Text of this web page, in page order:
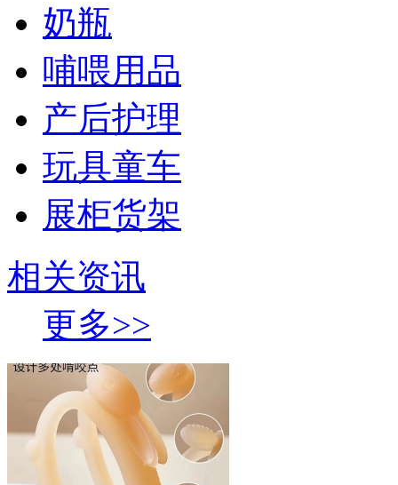
奶瓶
哺喂用品
产后护理
玩具童车
展柜货架
相关资讯
更多>>